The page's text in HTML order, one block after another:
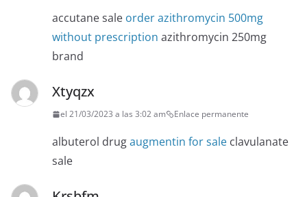
accutane sale order azithromycin 500mg
without prescription azithromycin 250mg
brand
Xtyqzx
el 21/03/2023 a las 3:02 am Enlace permanente
albuterol drugaugmentin for sale clavulanate
sale